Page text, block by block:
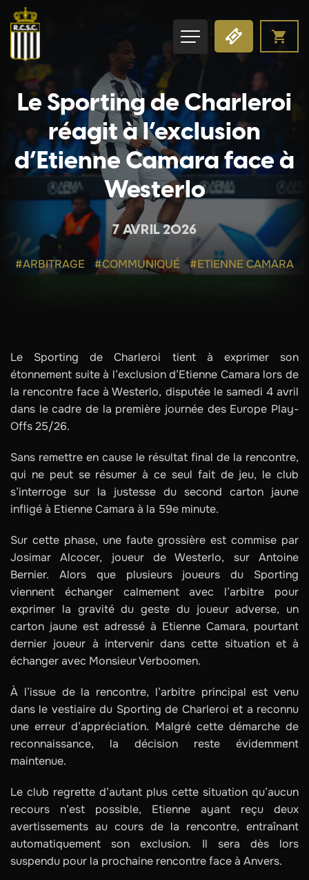
Le Sporting de Charleroi
réagit à l’exclusion
d’Etienne Camara face à
Westerlo
7 AVRIL 2026
#ARBITRAGE #COMMUNIQUÉ #ETIENNE CAMARA
Le Sporting de Charleroi tient à exprimer son
étonnement suite à l’exclusion d’Etienne Camara lors de
la rencontre face à Westerlo, disputée le samedi 4 avril
dans le cadre de la première journée des Europe Play-
Offs 25/26.
Sans remettre en cause le résultat final de la rencontre,
qui ne peut se résumer à ce seul fait de jeu, le club
s’interroge sur la justesse du second carton jaune
infligé à Etienne Camara à la 59e minute.
Sur cette phase, une faute grossière est commise par
Josimar Alcocer, joueur de Westerlo, sur Antoine
Bernier. Alors que plusieurs joueurs du Sporting
viennent échanger calmement avec l’arbitre pour
exprimer la gravité du geste du joueur adverse, un
carton jaune est adressé à Etienne Camara, pourtant
dernier joueur à intervenir dans cette situation et à
échanger avec Monsieur Verboomen.
À l’issue de la rencontre, l’arbitre principal est venu
dans le vestiaire du Sporting de Charleroi et a reconnu
une erreur d’appréciation. Malgré cette démarche de
reconnaissance, la décision reste évidemment
maintenue.
Le club regrette d’autant plus cette situation qu’aucun
recours n’est possible, Etienne ayant reçu deux
avertissements au cours de la rencontre, entraînant
automatiquement son exclusion. Il sera dès lors
suspendu pour la prochaine rencontre face à Anvers.